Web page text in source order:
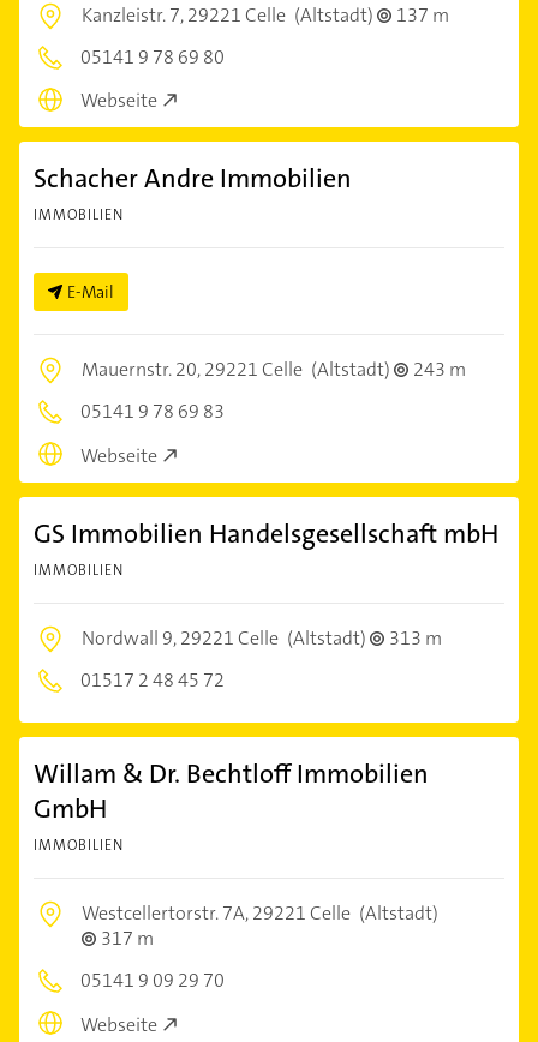
Kanzleistr. 7,29221 Celle (Altstadt)
137 m
05141 9 78 69 80
Webseite
Schacher Andre Immobilien
IMMOBILIEN
E-Mail
Mauernstr. 20,29221 Celle (Altstadt)
243 m
05141 9 78 69 83
Webseite
GS Immobilien Handelsgesellschaft mbH
IMMOBILIEN
Nordwall 9,29221 Celle (Altstadt)
313 m
01517 2 48 45 72
Willam & Dr. Bechtloff Immobilien
GmbH
IMMOBILIEN
Westcellertorstr. 7A,29221 Celle (Altstadt)
317 m
05141 9 09 29 70
Webseite